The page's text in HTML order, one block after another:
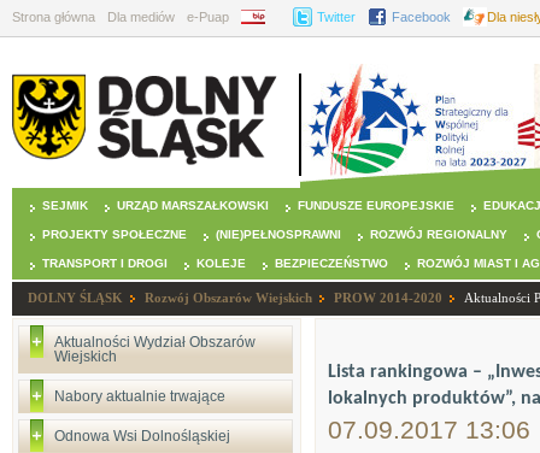
Strona główna Dla mediów e-Puap BIP Twitter Facebook Dla
SEJMIK URZĄD MARSZAŁKOWSKI FUNDUSZE EUROPEJSKIE
PROJEKTY SPOŁECZNE (NIE)PEŁNOSPRAWNI ROZWÓJ REGIONALNY
TRANSPORT I DROGI KOLEJE BEZPIECZEŃSTWO ROZWÓJ MIAST I
DOLNY ŚLĄSK Rozwój Obszarów Wiejskich PROW 2014-2020 Aktualności
Aktualności Wydział Obszarów
Wiejskich
Nabory aktualnie trwające
Odnowa Wsi Dolnośląskiej
Lista rankingowa –
lokalnych produktów”,
07.09.2017 13:06